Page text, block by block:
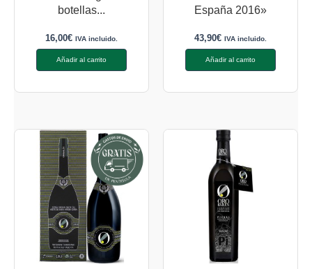
botellas...
16,00€ IVA incluido.
Añadir al carrito
España 2016»
43,90€ IVA incluido.
Añadir al carrito